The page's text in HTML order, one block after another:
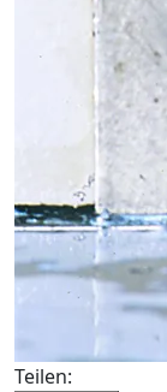
Teilen: